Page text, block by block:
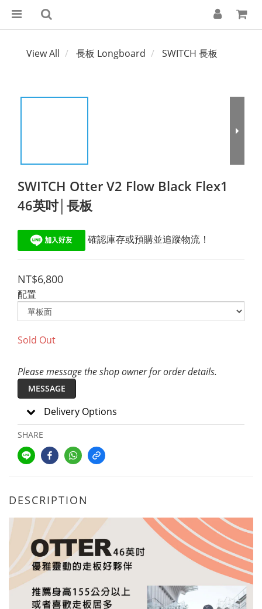
View All 長板 Longboard SWITCH 長板
SWITCH Otter V2 Flow Black Flex1
46英吋│長板
確認庫存或預購並追蹤物流！
NT$6,800
配置
Sold Out
Please message the shop owner for order details.
MESSAGE
Delivery Options
SHARE
DESCRIPTION